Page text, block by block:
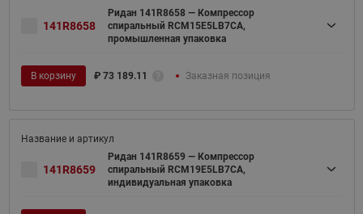
141R8658
Ридан 141R8658 — Компрессор
спиральный RCM15E5LB7CA,
промышленная упаковка
В корзину ₽ 73 189.11 Заказная позиция
141R8659
Ридан 141R8659 — Компрессор
спиральный RCM19E5LB7CA,
индивидуальная упаковка